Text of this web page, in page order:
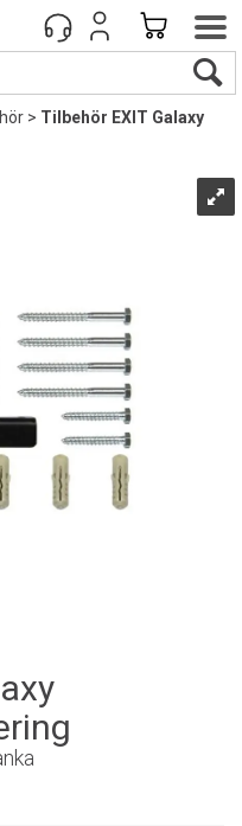
>Tilbehör EXIT Galaxy